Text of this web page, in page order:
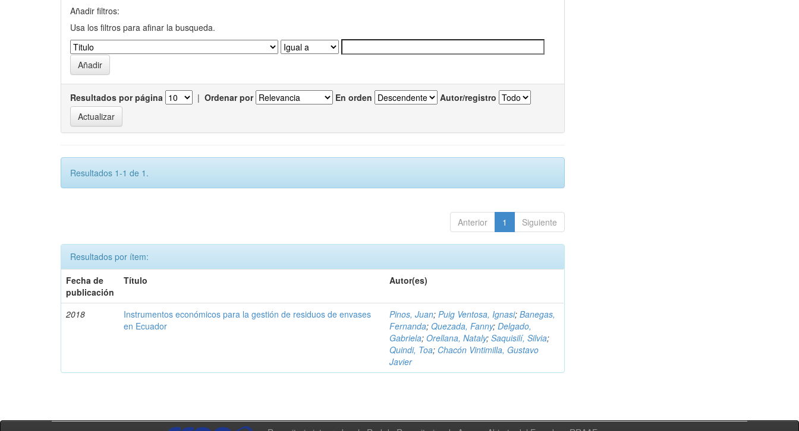
Añadir filtros:
Usa los filtros para afinar la busqueda.
Resultados por página | Ordenar por En orden Autor/registro
Resultados 1-1 de 1.
Anterior 1 Siguiente
Resultados por ítem:
Fecha de
publicación
Título Autor(es)
2018
Instrumentos económicos para la gestión de residuos de envases
en Ecuador
Pinos, Juan;Puig Ventosa, Ignasi;Banegas,
Fernanda;Quezada, Fanny;Delgado,
Gabriela;Orellana, Nataly;Saquisilí, Silvia;
Quindi, Toa; Chacón Vintimilla, Gustavo
Javier